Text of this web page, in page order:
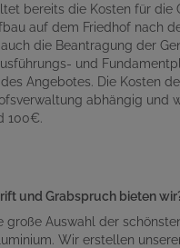
bereits die Kosten für die
auf dem Friedhof nach
die Beantragung der
und
Angebotes. Die Kosten
abhängig und
100€.
und Grabspruch bieten
große Auswahl der
Wir erstellen